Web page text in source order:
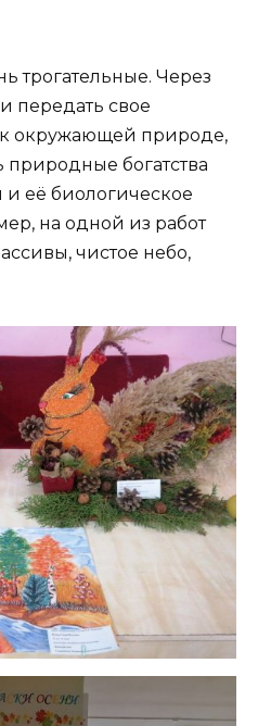
трогательные. Через
передать свое
окружающей природе,
природные богатства
её биологическое
на одной из работ
чистое небо,